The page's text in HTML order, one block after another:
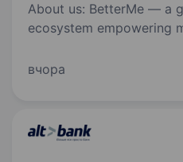
About us: BetterMe — a
ecosystem empowering
We build what makes
вчора